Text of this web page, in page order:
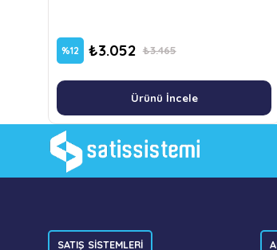
%12 ₺3.052 ₺3.465
Ürünü İncele
SATIŞ SİSTEMLERİ